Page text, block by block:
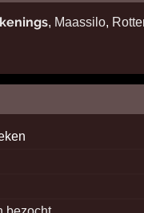
, Maassilo,